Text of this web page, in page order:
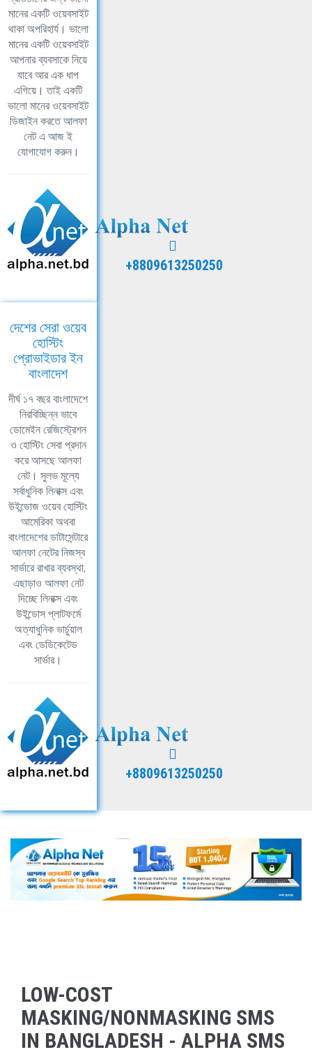
মানের একটি ওয়েবসাইট
থাকা অপরিহার্য। ভালো
মানের একটি ওয়েবসাইট
আপনার ব্যবসাকে নিয়ে
যাবে আর এক ধাপ
এগিয়ে। তাই একটি
ভালো মানের ওয়েবসাইট
ডিজাইন করতে আলফা
নেট এ আজ ই
যোগাযোগ করুন।
+8809613250250
দেশের সেরা ওয়েব
হোস্টিং
প্রোভাইডার ইন
বাংলাদেশ
দীর্ঘ ১৭ বছর বাংলাদেশে
নিরবিচ্ছিন্ন ভাবে
ডোমেইন রেজিস্ট্রেশন
ও হোস্টিং সেবা প্রদান
করে আসছে আলফা
নেট। সুলভ মূল্যে
সর্বাধুনিক লিনাক্স এবং
উইন্ডোজ ওয়েব হোস্টিং
আমেরিকা অথবা
বাংলাদেশের ডাটাসেন্টারে
আলফা নেটের নিজস্ব
সার্ভারে রাখার ব্যবস্থা,
এছাড়াও আলফা নেট
দিচ্ছে লিনাক্স এবং
উইন্ডোস প্লাটফর্মে
অত্যাধুনিক ভার্চুয়াল
এবং ডেডিকেটেড
সার্ভার।
+8809613250250
LOW-COST
MASKING/NONMASKING SMS
IN BANGLADESH - ALPHA SMS